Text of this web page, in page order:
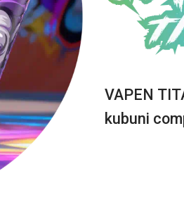
VAPEN
kubuni